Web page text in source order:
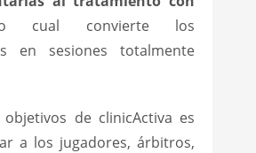
cual convierte los
en sesiones totalmente
de clinicActiva es
a los jugadores, árbitros,